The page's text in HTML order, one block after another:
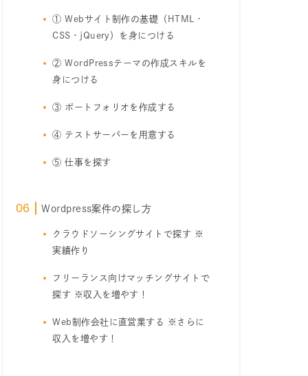
① Webサイト制作の基礎（HTML・
CSS・jQuery）を身につける
② WordPressテーマの作成スキルを
身につける
③ ポートフォリオを作成する
④ テストサーバーを用意する
⑤ 仕事を探す
Wordpress案件の探し方
クラウドソーシングサイトで探す ※
実績作り
フリーランス向けマッチングサイトで
探す ※収入を増やす！
Web制作会社に直営業する ※さらに
収入を増やす！